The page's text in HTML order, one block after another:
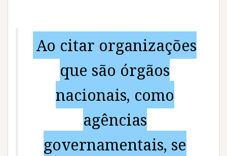
Ao citar organizações
que são órgãos
nacionais, como
agências
governamentais, se